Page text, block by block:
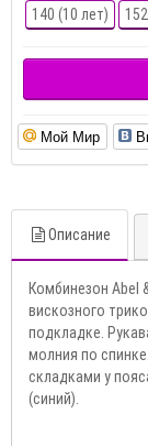
140 (10 лет)
Мой Мир
Описание
Комбинезон Abel
вискозного
подкладке.
молния по
складками у
(синий).